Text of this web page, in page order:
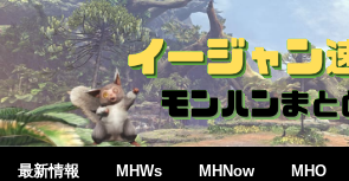
最新情報 MHWs MHNow MHO